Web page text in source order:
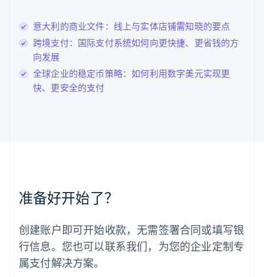
意大利的商业文件：线上与实体店铺需知晓的要点
跨境支付：国际支付系统如何向更快捷、更省钱的方
向发展
全球企业的稳定币策略：如何利用数字美元实现更
快、更安全的支付
准备好开始了？
创建账户即可开始收款，无需签署合同或填写银
行信息。您也可以联系我们，为您的企业定制专
属支付解决方案。
列支敦士登
DeutschEnglish
卢森堡
Français
罗马尼亚
English
挪威
葡萄牙
Português English
日本
日本語English
瑞典